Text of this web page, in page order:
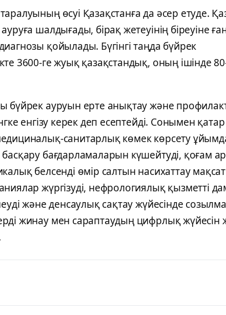
өсуі Қазақстанға да әсер етуде.
шалдығады, бірақ жетеуінің біреуіне
қойылады. Бүгінгі таңда бүйрек
3600-ге жуық қазақстандық, оның ішінде
бүйрек ауруын ерте анықтау және
енгізу керек деп есептейді. Сонымен қатар
санитарлық көмек көрсету
бағдарламаларын күшейтуді, қоғам
белсенді өмір салтын насихаттау
жүргізуді, нефрологиялық қызметті
және денсаулық сақтау жүйесінде
жинау мен сараптаудың цифрлық жүйесін